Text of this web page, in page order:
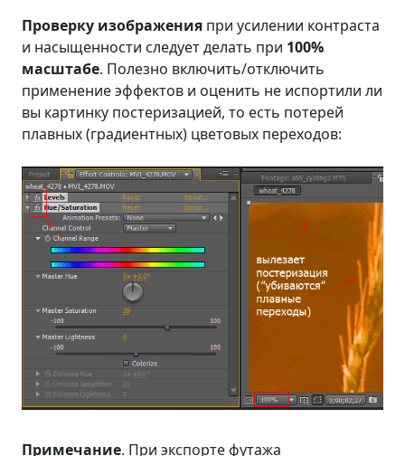
Проверку изображения при усилении контраста
и насыщенности следует делать при 100%
масштабе. Полезно включить/отключить
применение эффектов и оценить не испортили ли
вы картинку постеризацией, то есть потерей
плавных (градиентных) цветовых переходов:
Примечание. При экспорте футажа